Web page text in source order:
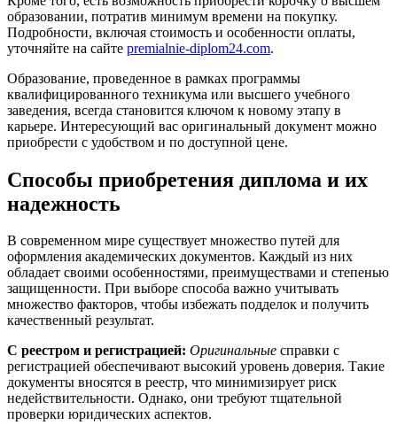
образовании, потратив минимум времени на покупку.
Подробности, включая стоимость и особенности оплаты,
уточняйте на сайте premialnie-diplom24.com.
Образование, проведенное в рамках программы
квалифицированного техникума или высшего учебного
заведения, всегда становится ключом к новому этапу в
карьере. Интересующий вас оригинальный документ можно
приобрести с удобством и по доступной цене.
Способы приобретения диплома и их
надежность
В современном мире существует множество путей для
оформления академических документов. Каждый из них
обладает своими особенностями, преимуществами и степенью
защищенности. При выборе способа важно учитывать
множество факторов, чтобы избежать подделок и получить
качественный результат.
С реестром и регистрацией: Оригинальные справки с
регистрацией обеспечивают высокий уровень доверия. Такие
документы вносятся в реестр, что минимизирует риск
недействительности. Однако, они требуют тщательной
проверки юридических аспектов.